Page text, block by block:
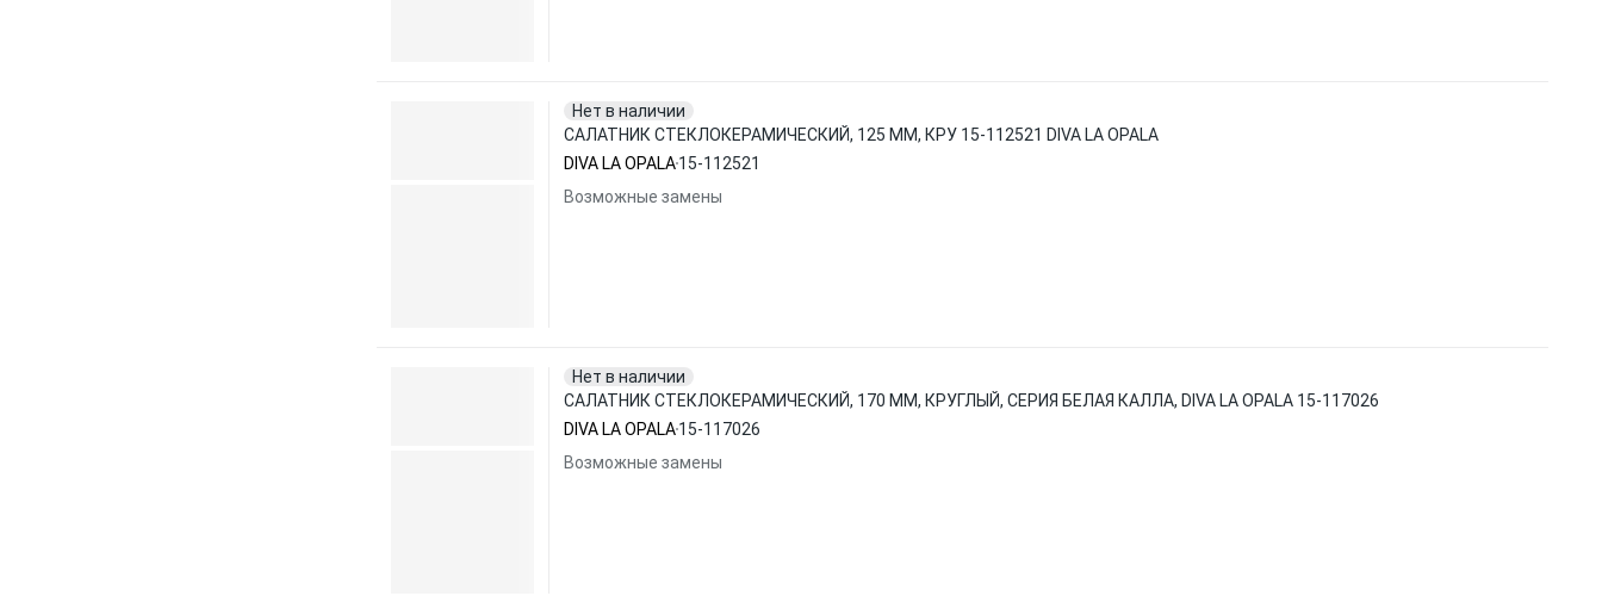
Нет в наличии
САЛАТНИК СТЕКЛОКЕРАМИЧЕСКИЙ, 125 ММ, КРУ 15-112521 DIVA LA OPALA
DIVA LA OPALA15-112521
Возможные замены
Нет в наличии
САЛАТНИК СТЕКЛОКЕРАМИЧЕСКИЙ, 170 ММ, КРУГЛЫЙ, СЕРИЯ БЕЛАЯ КАЛЛА, DIVA LA OPALA 15-117026
DIVA LA OPALA15-117026
Возможные замены